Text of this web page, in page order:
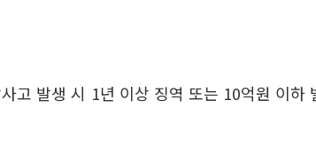
고 발생 시 1년 이상 징역 또는 10억원 이하